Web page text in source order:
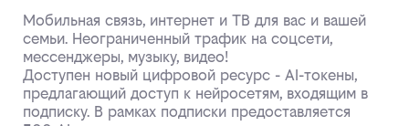
Тариф:
Мобильная связь, интернет и ТВ для вас и вашей
семьи. Неограниченный трафик на соцсети,
мессенджеры, музыку, видео!
Доступен новый цифровой ресурс - AI-токены,
предлагающий доступ к нейросетям, входящим в
подписку. В рамках подписки предоставляется